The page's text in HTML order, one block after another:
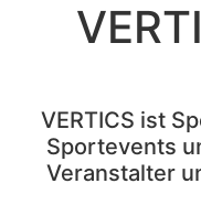
VERTICS ist
Sportevents
Veranstalter